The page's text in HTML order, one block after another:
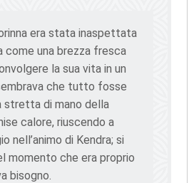
era stata inaspettata
come una brezza fresca
la sua vita in un
che tutto fosse
stretta di mano della
calore, riuscendo a
nell’animo di Kendra; si
momento che era proprio
bisogno.